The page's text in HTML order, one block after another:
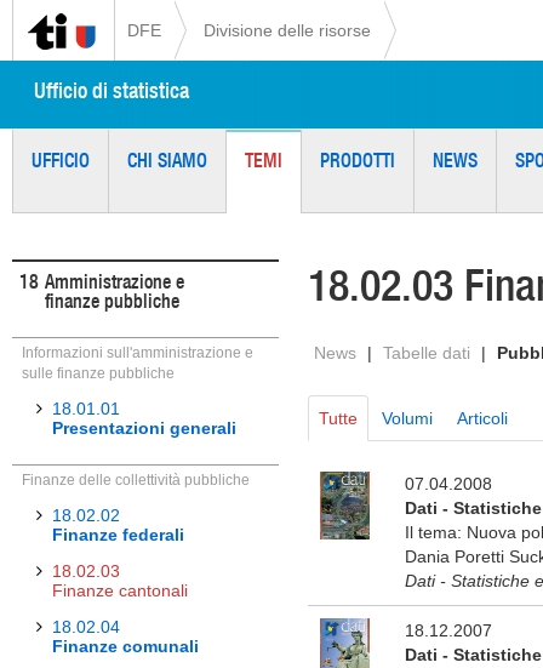
DFE Divisione delle risorse
Ufficio di statistica
UFFICIO CHI SIAMO TEMI PRODOTTI NEWS
18 Amministrazione e
finanze pubbliche
Informazioni sull'amministrazione e
sulle finanze pubbliche
18.01.01
Presentazioni generali
Finanze delle collettività pubbliche
18.02.02
Finanze federali
18.02.03
Finanze cantonali
18.02.04
Finanze comunali
18.02.03
News | Tabelle dati |
Tutte Volumi Articoli
07.04.2008
Dati -
Il tema: Nuova
Dania Poretti
Dati - Statistiche
18.12.2007
Dati -